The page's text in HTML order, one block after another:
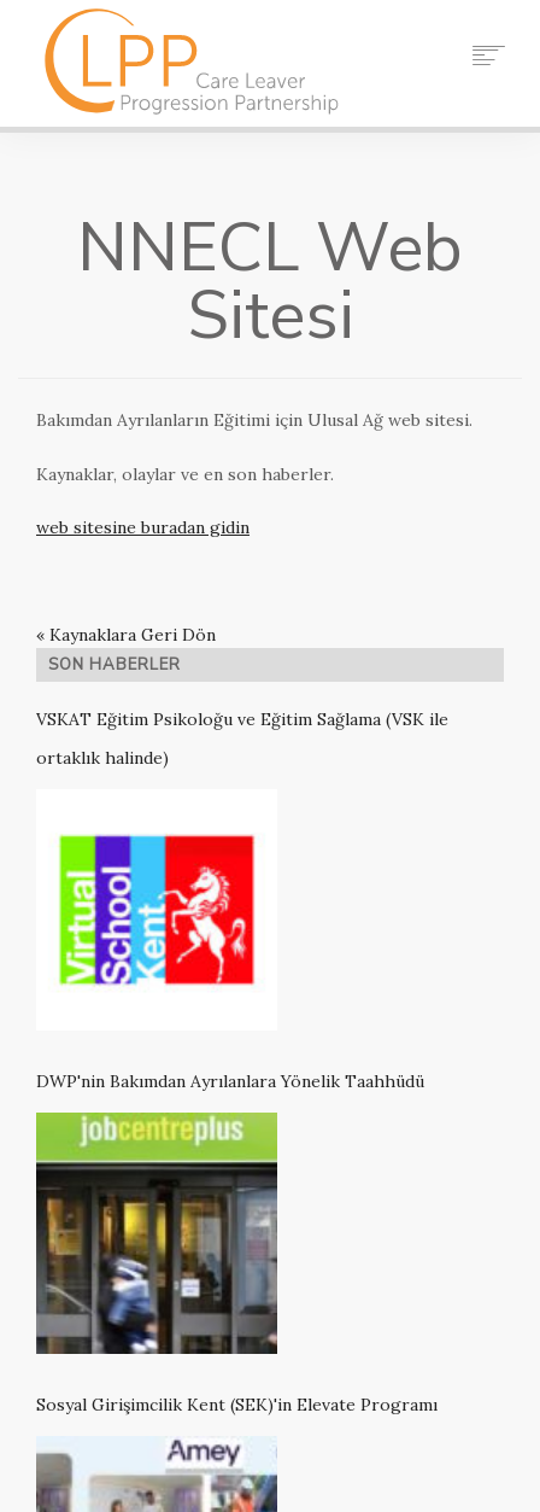
KAYNAKLAR
ARAMAK
NNECL Web
Sitesi
Bakımdan Ayrılanların Eğitimi için Ulusal Ağ web sitesi.
Kaynaklar, olaylar ve en son haberler.
web sitesine buradan gidin
« Kaynaklara Geri Dön
SON HABERLER
VSKAT Eğitim Psikoloğu ve Eğitim Sağlama (VSK ile
ortaklık halinde)
DWP'nin Bakımdan Ayrılanlara Yönelik Taahhüdü
Sosyal Girişimcilik Kent (SEK)'in Elevate Programı